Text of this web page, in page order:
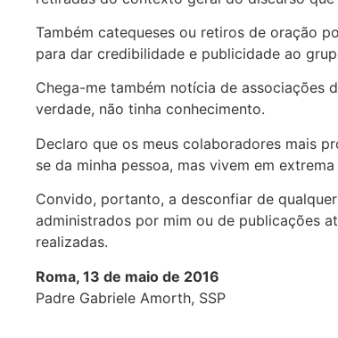
Também catequeses ou retiros de oração
para dar credibilidade e publicidade ao
Chega-me também notícia de associações
verdade, não tinha conhecimento.
Declaro que os meus colaboradores mais
se da minha pessoa, mas vivem em
Convido, portanto, a desconfiar de
administrados por mim ou de publicações
realizadas.
Roma, 13 de maio de 2016
Padre Gabriele Amorth, SSP